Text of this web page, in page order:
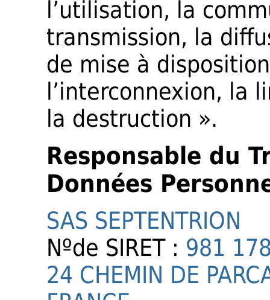
l’utilisation, la
transmission, la
de mise à
l’interconnexion, la
la destruction ».
Responsable du
Données
SAS SEPTENTRION
Nºde SIRET : 981
24 CHEMIN DE